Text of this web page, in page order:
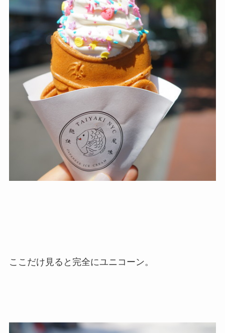
ここだけ見ると完全にユニコーン。